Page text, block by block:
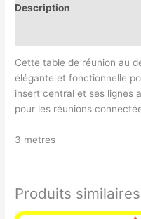
Description
Cette table de réunion au
élégante et fonctionnelle
insert central et ses lignes
pour les réunions
3 metres
Produits similaires